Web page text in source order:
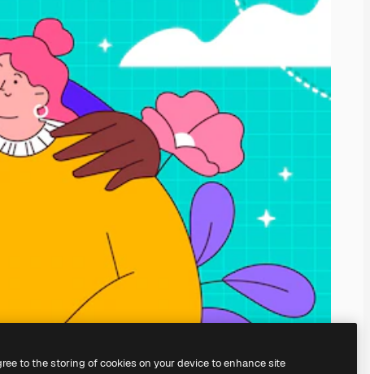
to the storing of cookies on your device to enhance site